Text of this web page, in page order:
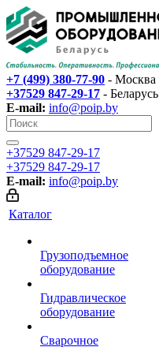
+7 (499) 380-77-90 - Москва
+37529 847-29-17‬ - Беларусь
E-mail: info@poip.by
+37529 847-29-17‬
+37529 847-29-17‬
E-mail: info@poip.by
Каталог
Грузоподъемное
оборудование
Гидравлическое
оборудование
Сварочное